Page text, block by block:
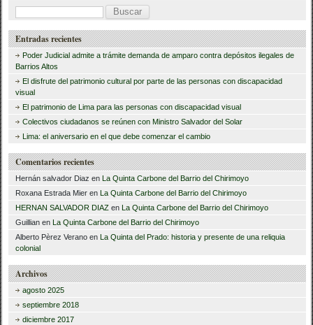
B
u
s
c
a
r
:
Entradas recientes
Poder Judicial admite a trámite demanda de amparo contra depósitos ilegales de
Barrios Altos
El disfrute del patrimonio cultural por parte de las personas con discapacidad
visual
El patrimonio de Lima para las personas con discapacidad visual
Colectivos ciudadanos se reúnen con Ministro Salvador del Solar
Lima: el aniversario en el que debe comenzar el cambio
Comentarios recientes
Hernán salvador Diaz en La Quinta Carbone del Barrio del Chirimoyo
Roxana Estrada Mier en La Quinta Carbone del Barrio del Chirimoyo
HERNAN SALVADOR DIAZ en La Quinta Carbone del Barrio del Chirimoyo
Guillian en La Quinta Carbone del Barrio del Chirimoyo
Alberto Pèrez Verano en La Quinta del Prado: historia y presente de una reliquia
colonial
Archivos
agosto 2025
septiembre 2018
diciembre 2017